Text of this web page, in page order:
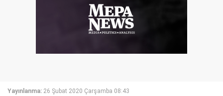
Yayınlanma: 26 Şubat 2020 Çarşamba 08:43